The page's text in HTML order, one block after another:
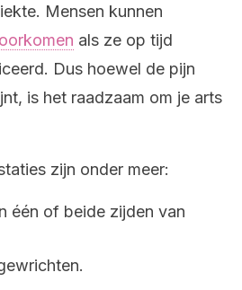
Mensen kunnen
als ze op tijd
Dus hoewel de pijn
is het raadzaam om je arts
zijn onder meer:
één of beide zijden van